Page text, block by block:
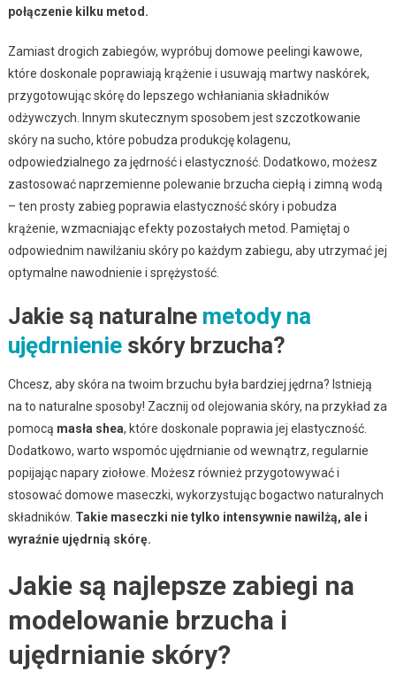
połączenie kilku metod.
Zamiast drogich zabiegów, wypróbuj domowe peelingi kawowe,
które doskonale poprawiają krążenie i usuwają martwy naskórek,
przygotowując skórę do lepszego wchłaniania składników
odżywczych. Innym skutecznym sposobem jest szczotkowanie
skóry na sucho, które pobudza produkcję kolagenu,
odpowiedzialnego za jędrność i elastyczność. Dodatkowo, możesz
zastosować naprzemienne polewanie brzucha ciepłą i zimną wodą
– ten prosty zabieg poprawia elastyczność skóry i pobudza
krążenie, wzmacniając efekty pozostałych metod. Pamiętaj o
odpowiednim nawilżaniu skóry po każdym zabiegu, aby utrzymać jej
optymalne nawodnienie i sprężystość.
Jakie są naturalne metody na
ujędrnienieskóry brzucha?
Chcesz, aby skóra na twoim brzuchu była bardziej jędrna? Istnieją
na to naturalne sposoby! Zacznij od olejowania skóry, na przykład za
pomocą masła shea, które doskonale poprawia jej elastyczność.
Dodatkowo, warto wspomóc ujędrnianie od wewnątrz, regularnie
popijając napary ziołowe. Możesz również przygotowywać i
stosować domowe maseczki, wykorzystując bogactwo naturalnych
składników. Takie maseczki nie tylko intensywnie nawilżą, ale i
wyraźnie ujędrnią skórę.
Jakie są najlepsze zabiegi na
modelowanie brzucha i
ujędrnianie skóry?